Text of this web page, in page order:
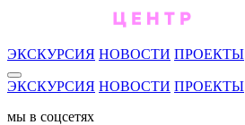
ЭКСКУРСИЯ НОВОСТИ ПРОЕКТЫ
ЭКСКУРСИЯ НОВОСТИ ПРОЕКТЫ
мы в соцсетях